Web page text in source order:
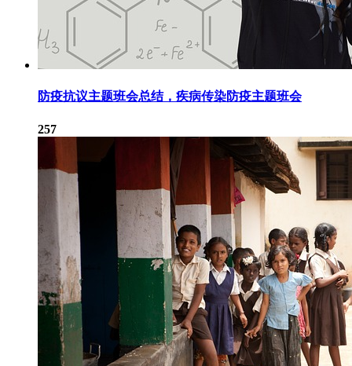
防疫抗议主题班会总结，疾病传染防疫主题班会
257